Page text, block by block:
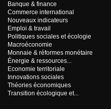
Banque & finance
Commerce international
Nouveaux indicateurs
Emploi & travail
Politiques sociales et écologie
Macroéconomie
Monnaie & réformes monétaire
Énergie & ressources...
Economie territoriale
Innovations sociales
Théories économiques
Transition écologique et...